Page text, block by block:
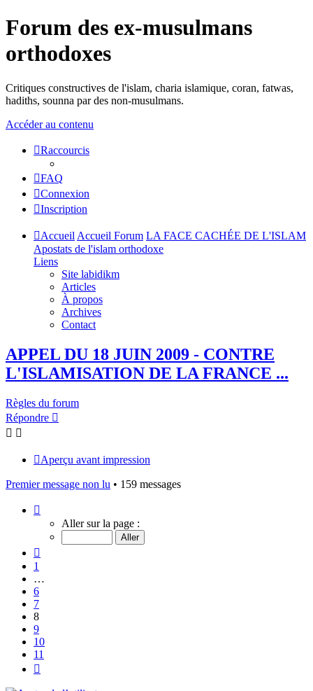
Forum des ex-musulmans
orthodoxes
Critiques constructives de l'islam, charia islamique, coran, fatwas,
hadiths, sounna par des non-musulmans.
Accéder au contenu
Raccourcis
FAQ
Connexion
Inscription
Accueil Accueil Forum LA FACE CACHÉE DE L'ISLAM
Apostats de l'islam orthodoxe
Liens
Site labidikm
Articles
À propos
Archives
Contact
APPEL DU 18 JUIN 2009 - CONTRE
L'ISLAMISATION DE LA FRANCE ...
Règles du forum
Répondre
Aperçu avant impression
Premier message non lu • 159 messages
sur
Aller sur la page :
1
…
6
7
8
9
10
11